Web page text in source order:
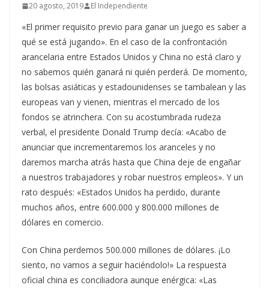
20 agosto, 2019 El Independiente
«El primer requisito previo para ganar un juego es saber a
qué se está jugando». En el caso de la confrontación
arancelaria entre Estados Unidos y China no está claro y
no sabemos quién ganará ni quién perderá. De momento,
las bolsas asiáticas y estadounidenses se tambalean y las
europeas van y vienen, mientras el mercado de los
fondos se atrinchera. Con su acostumbrada rudeza
verbal, el presidente Donald Trump decía: «Acabo de
anunciar que incrementaremos los aranceles y no
daremos marcha atrás hasta que China deje de engañar
a nuestros trabajadores y robar nuestros empleos». Y un
rato después: «Estados Unidos ha perdido, durante
muchos años, entre 600.000 y 800.000 millones de
dólares en comercio.
Con China perdemos 500.000 millones de dólares. ¡Lo
siento, no vamos a seguir haciéndolo!» La respuesta
oficial china es conciliadora aunque enérgica: «Las